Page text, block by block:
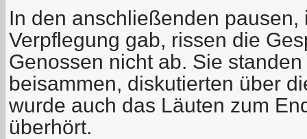
In den anschließenden pausen,
Verpflegung gab, rissen die
Genossen nicht ab. Sie
beisammen, diskutierten über
wurde auch das Läuten zum
überhört.